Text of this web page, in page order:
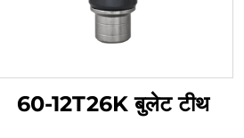
60-12T26K बुलेट टीथ